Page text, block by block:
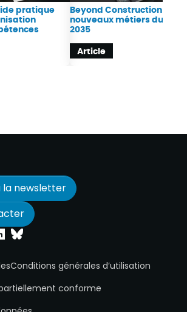
pratique
Beyond Construction : Les
nouveaux métiers du BTP
2035
Article
la newsletter
Facebook
sur Instagram
sur Linkedin
Onepoint sur Bluesky
Conditions générales d’utilisation
conforme